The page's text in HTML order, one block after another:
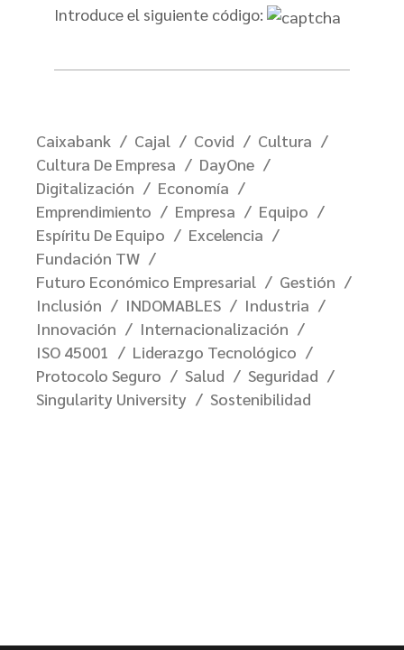
Introduce el siguiente código:
Caixabank Cajal Covid
Cultura
Cultura De Empresa
DayOne
Digitalización
Economía
Emprendimiento
Empresa
Equipo
Espíritu De Equipo
Excelencia
Fundación TW
Futuro Económico Empresarial
Gestión
Inclusión
INDOMABLES
Industria
Innovación
Internacionalización
ISO 45001
Liderazgo Tecnológico
Protocolo Seguro
Salud
Seguridad
Singularity University
Sostenibilidad